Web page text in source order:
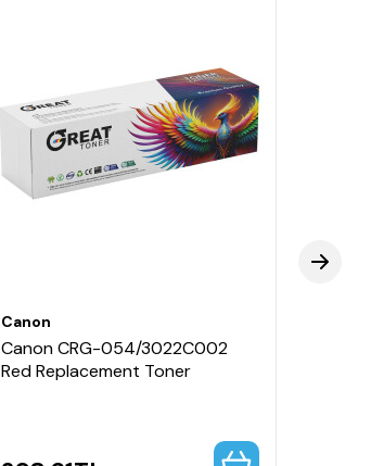
Canon
Canon CRG-054/3022C002
Red Replacement Toner